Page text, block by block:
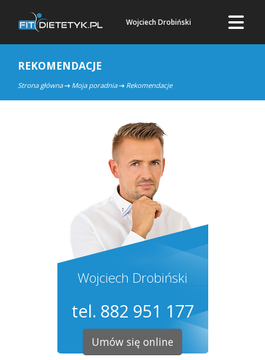
Wojciech Drobiński
REKOMENDACJE
Strona główna Moja poradnia Rekomendacje
Wojciech Drobiński
tel. 882 951 177
Umów się online